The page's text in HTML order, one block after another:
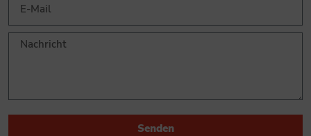
Senden